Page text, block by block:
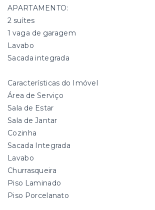
APARTAMENTO:
2 suítes
1 vaga de garagem
Lavabo
Sacada integrada
Características do Imóvel
Área de Serviço
Sala de Estar
Sala de Jantar
Cozinha
Sacada Integrada
Lavabo
Churrasqueira
Piso Laminado
Piso Porcelanato